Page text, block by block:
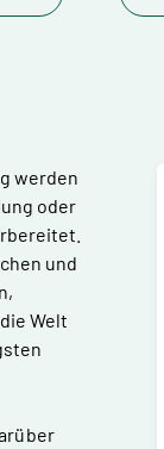
werden
oder
und
Welt